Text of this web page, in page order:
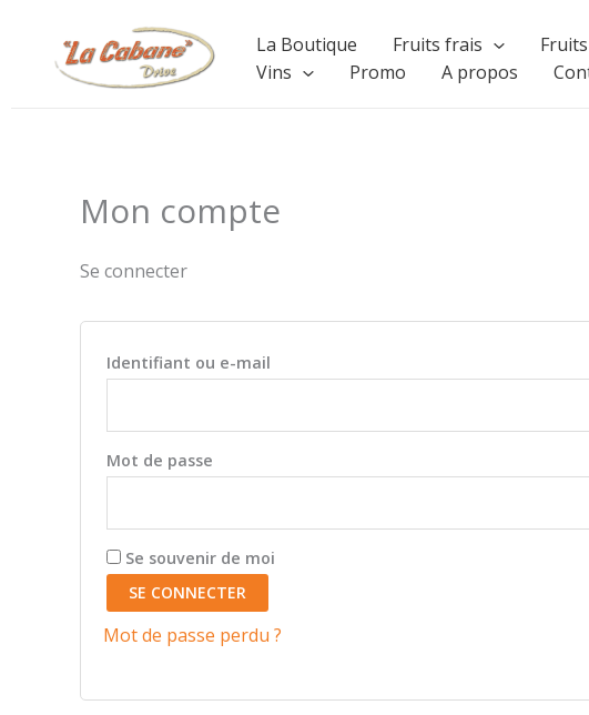
contenu
La Boutique Fruits frais
Vins
Promo A propos
Mon compte
Se connecter
Identifiant ou e-mail
Mot de passe
Se souvenir de moi
SE CONNECTER
Mot de passe perdu ?